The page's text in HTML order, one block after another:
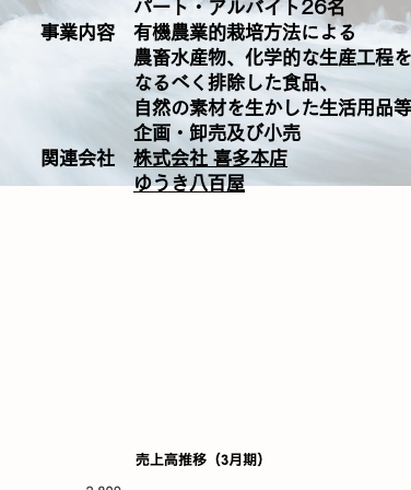
パート・アルバイト26名
事業内容 有機農業的栽培方法による
農畜水産物、化学的な生産工程を
なるべく排除した食品、
自然の素材を生かした生活用品等
企画・卸売及び小売
​関連会社 株式会社 喜多本店
ゆうき八百屋